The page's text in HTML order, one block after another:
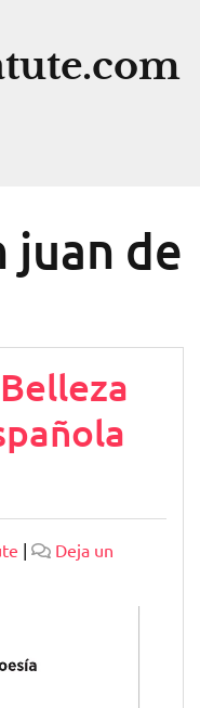
juan de
|
Deja un